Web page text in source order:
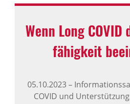
Wenn Long
fä­hig­keit
05.10.2023–
COVID und